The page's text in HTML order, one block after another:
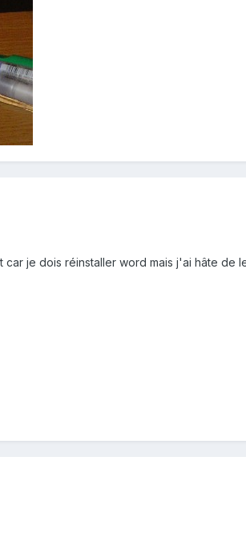
je dois réinstaller word mais j'ai hâte de